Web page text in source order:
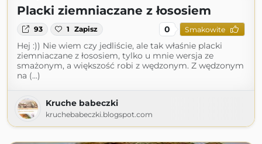
Placki ziemniaczane z łososiem
93 1 Zapisz 0 Smakowite
Hej :)) Nie wiem czy jedliście, ale tak właśnie placki
ziemniaczane z łososiem, tylko u mnie wersja ze
smażonym, a większość robi z wędzonym. Z wędzonym
na (...)
Kruche babeczki
kruchebabeczki.blogspot.com